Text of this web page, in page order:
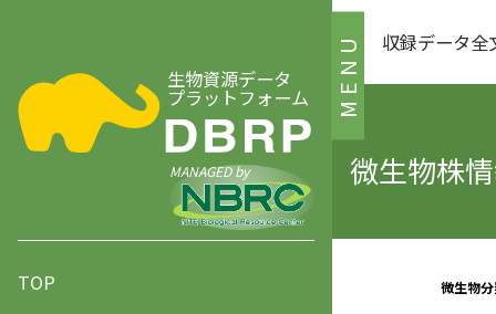
MENU
生物資源データ
プラットフォーム
MANAGED by
TOP
収録データ全
微生物株